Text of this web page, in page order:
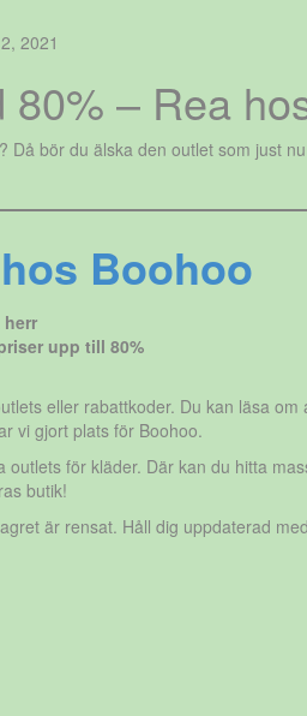
2021
– Rea
Då bör du älska den outlet som just
Boohoo
herr
upp till 80%
eller rabattkoder. Du kan läsa om
vi gjort plats för Boohoo.
för kläder. Där kan du hitta
butik!
är rensat. Håll dig uppdaterad